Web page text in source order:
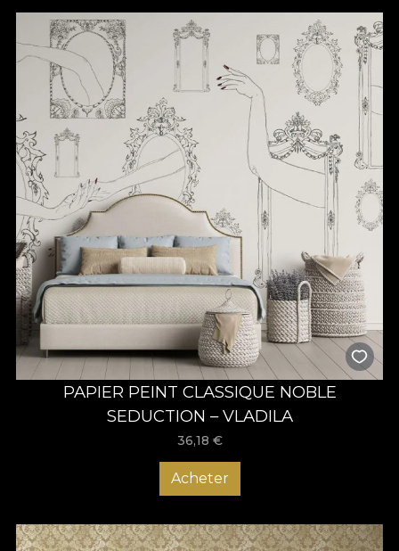
PAPIER PEINT CLASSIQUE NOBLE
SEDUCTION – VLADILA
36,18 €
Acheter